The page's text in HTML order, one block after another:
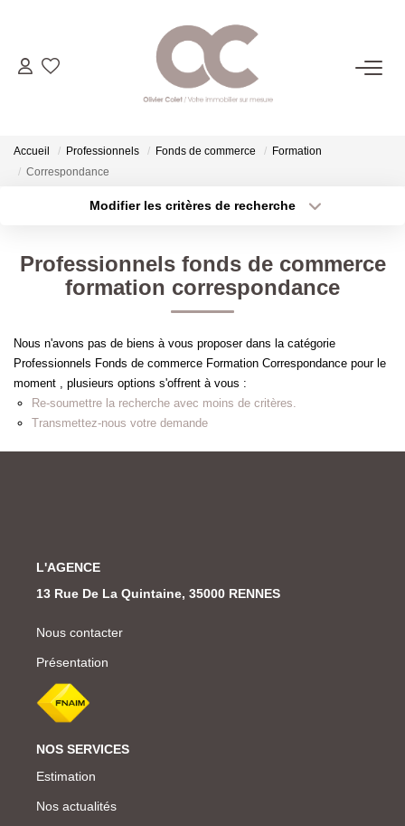
06.14.98.69.34
ACHETER
LOUER
ESTIMER
L'AGENCE
CONTACT
Accueil Professionnels Fonds de commerce
Formation
Correspondance
Modifier les critères de recherche
Sélectionnez...
Type de bien
Créer une alerte
Professionnels fonds de commerce
formation correspondance
Nous n'avons pas de biens à vous proposer dans la catégorie
Professionnels Fonds de commerce Formation Correspondance pour le
moment , plusieurs options s'offrent à vous :
Re-soumettre la recherche avec moins de critères.
Transmettez-nous votre demande
L'AGENCE
13 Rue De La Quintaine, 35000 RENNES
Nous contacter
Présentation
NOS SERVICES
Estimation
Nos actualités